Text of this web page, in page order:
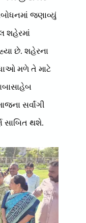
જણાવ્યું
શહેરમાં
છે. શહેરના
મળે તે માટે
સર્વાંગી
સાબિત થશે.